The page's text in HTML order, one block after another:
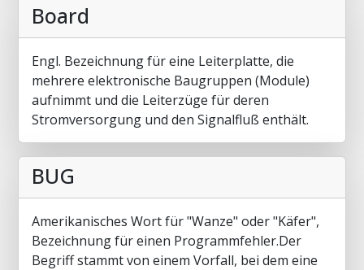
Board
Engl. Bezeichnung für eine Leiterplatte, die
mehrere elektronische Baugruppen (Module)
aufnimmt und die Leiterzüge für deren
Stromversorgung und den Signalfluß enthält.
BUG
Amerikanisches Wort für "Wanze" oder "Käfer",
Bezeichnung für einen Programmfehler.Der
Begriff stammt von einem Vorfall, bei dem eine